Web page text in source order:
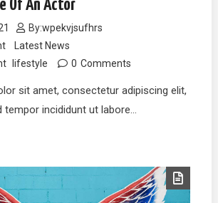
Of An Actor
By:wpekvjsufhrs
Latest News
lifestyle 0 Comments
sit amet, consectetur adipiscing elit,
tempor incididunt ut labore…